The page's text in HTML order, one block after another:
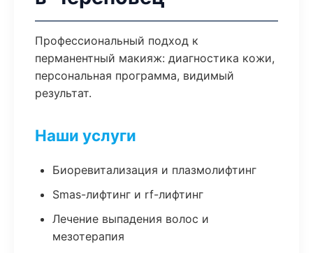
Профессиональный подход к
перманентный макияж: диагностика кожи,
персональная программа, видимый
результат.
Наши услуги
Биоревитализация и плазмолифтинг
Smas-лифтинг и rf-лифтинг
Лечение выпадения волос и
мезотерапия